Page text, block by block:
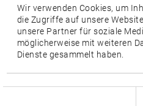
Wir verwenden Cookies, um
die Zugriffe auf unsere
unsere Partner für soziale
möglicherweise mit weiteren
Dienste gesammelt haben.
hinaus: Cyberattacken
schlimmstenfalls sogar
abgesichert
intelligente, eigenentwickelte
identifizieren. Durch